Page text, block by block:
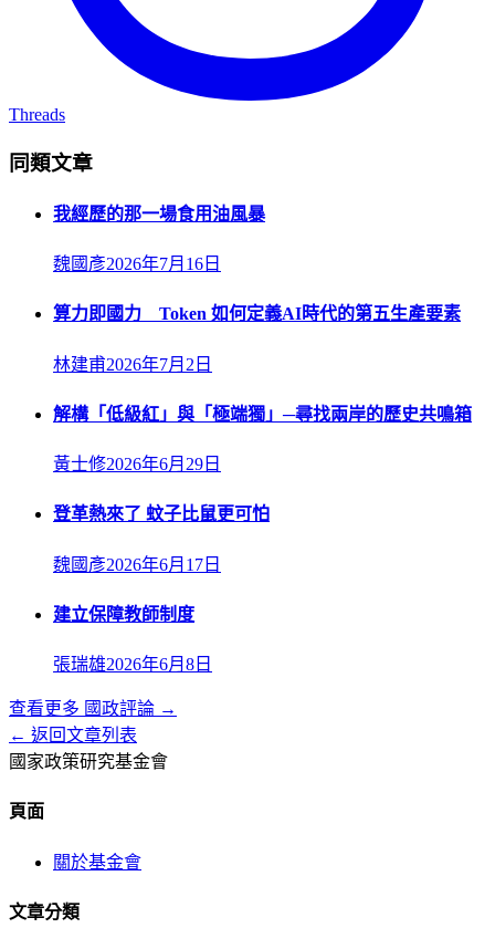
Threads
同類文章
我經歷的那一場食用油風暴
魏國彥2026年7月16日
算力即國力 Token 如何定義AI時代的第五生產要素
林建甫2026年7月2日
解構「低級紅」與「極端獨」─尋找兩岸的歷史共鳴箱
黃士修2026年6月29日
登革熱來了 蚊子比鼠更可怕
魏國彥2026年6月17日
建立保障教師制度
張瑞雄2026年6月8日
查看更多 國政評論 →
← 返回文章列表
國家政策研究基金會
頁面
關於基金會
文章分類